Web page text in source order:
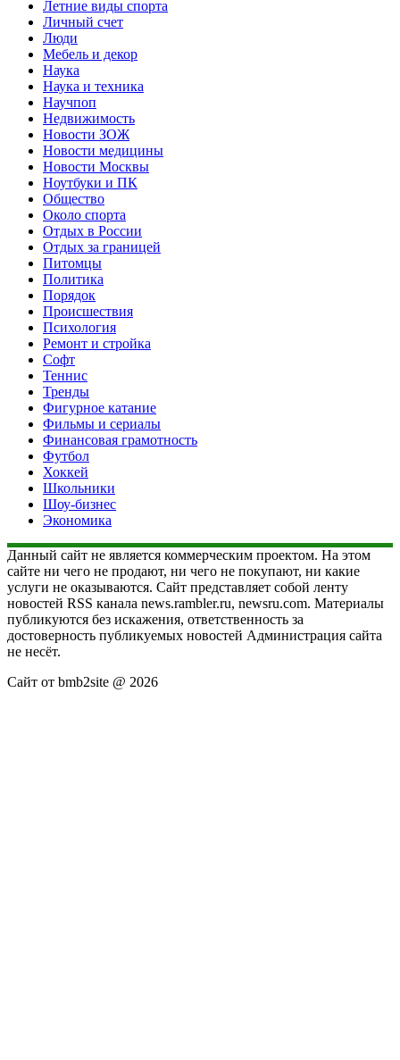
Летние виды спорта
Личный счет
Люди
Мебель и декор
Наука
Наука и техника
Научпоп
Недвижимость
Новости ЗОЖ
Новости медицины
Новости Москвы
Ноутбуки и ПК
Общество
Около спорта
Отдых в России
Отдых за границей
Питомцы
Политика
Порядок
Происшествия
Психология
Ремонт и стройка
Софт
Теннис
Тренды
Фигурное катание
Фильмы и сериалы
Финансовая грамотность
Футбол
Хоккей
Школьники
Шоу-бизнес
Экономика
Данный сайт не является коммерческим проектом. На этом
сайте ни чего не продают, ни чего не покупают, ни какие
услуги не оказываются. Сайт представляет собой ленту
новостей RSS канала news.rambler.ru, newsru.com. Материалы
публикуются без искажения, ответственность за
достоверность публикуемых новостей Администрация сайта
не несёт.
Сайт от bmb2site @ 2026